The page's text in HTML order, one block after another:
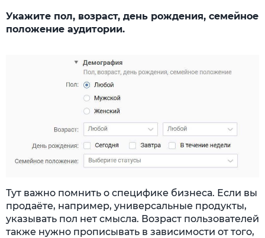
Укажите пол, возраст, день рождения, семейное
положение аудитории.
Тут важно помнить о специфике бизнеса. Если вы
продаёте, например, универсальные продукты,
указывать пол нет смысла. Возраст пользователей
также нужно прописывать в зависимости от того,